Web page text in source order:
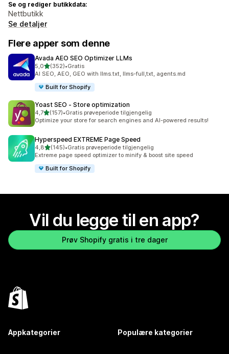
Se og rediger butikkdata:
Nettbutikk
Se detaljer
Flere apper som denne
Avada AEO SEO Optimizer LLMs
5,0av 5 stjerner
(352)
Totalt 352 omtaler
•Gratis
AI SEO, AEO, GEO with llms.txt, llms-full,txt, agents.md
Built for Shopify
Yoast SEO ‑ Store optimization
4,7av 5 stjerner
(157)
Totalt 157 omtaler
•Gratis prøveperiode tilgjengelig
Optimize your store for search engines and AI-powered results!
Hyperspeed EXTREME Page Speed
4,8av 5 stjerner
(145)
Totalt 145 omtaler
•Gratis prøveperiode tilgjengelig
Extreme page speed optimizer to minify & boost site speed
Built for Shopify
Vil du legge til en app?
Prøv Shopify gratis i tre dager
Appkategorier Populære kategorier